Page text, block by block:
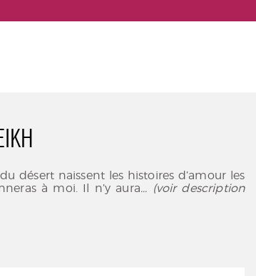
désert naissent les histoires d’amour les
à moi. Il n’y aura... (voir description